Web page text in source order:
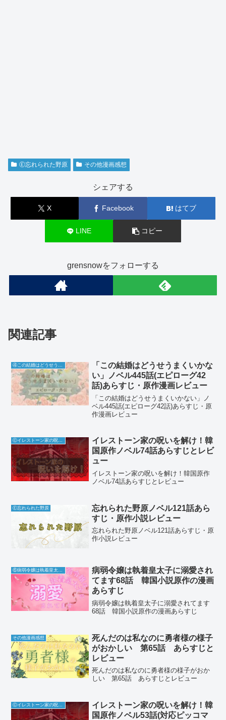
Ⓔ忘れられた野原 その他漫画感想
シェアする
X Facebook はてブ
LINE コピー
grensnowをフォローする
関連記事
④この結婚はどうせうまくいかない
「この結婚はどうせうまくいかな
い」ノベル445話(エピローグ42
話)あらすじ・原作漫画レビュー
「この結婚はどうせうまくいかない」ノ
ベル445話(エピローグ42話)あらすじ・原
作漫画レビュー
Ⓒイレストーン家の呪いを解け
イレストーン家の呪いを解け！韓
国原作ノベル74話あらすじとレビ
ュー
イレストーン家の呪いを解け！韓国原作
ノベル74話あらすじとレビュー
Ⓔ忘れられた野原
忘れられた野原ノベル121話あら
すじ・原作小説レビュー
忘れられた野原ノベル121話あらすじ・原
作小説レビュー
⑥病弱令嬢は執着皇太子に溺愛されてます
病弱令嬢は執着皇太子に溺愛され
てます68話 韓国小説原作の漫画
あらすじ
病弱令嬢は執着皇太子に溺愛されてます
68話 韓国小説原作の漫画あらすじ
その他漫画感想
死んだのは私なのに勇者様の様子
がおかしい 第65話 あらすじと
レビュー
死んだのは私なのに勇者様の様子がおか
しい 第65話 あらすじとレビュー
Ⓒイレストーン家の呪いを解け
イレストーン家の呪いを解け！韓
国原作ノベル53話(対応ピッコマ